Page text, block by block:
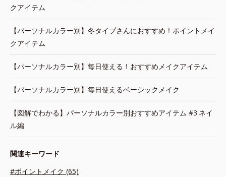
クアイテム
【パーソナルカラー別】冬タイプさんにおすすめ！ポイントメイ
クアイテム
【パーソナルカラー別】毎日使える！おすすめメイクアイテム
【パーソナルカラー別】毎日使えるベーシックメイク
【図解でわかる】パーソナルカラー別おすすめアイテム #3.ネイ
ル編
関連キーワード
#ポイントメイク (65)